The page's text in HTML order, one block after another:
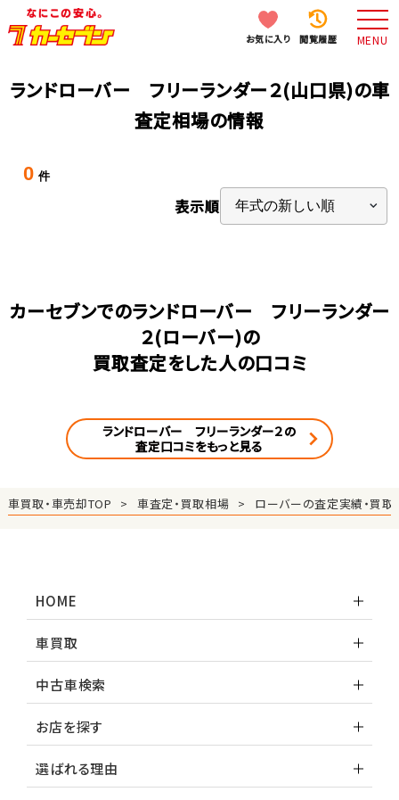
お気に入り 閲覧履歴 MENU
ランドローバー フリーランダー２(山口県)の車
査定相場の情報
0 件
表示順
カーセブンでのランドローバー フリーランダー
２(ローバー)の
買取査定をした人の口コミ
ランドローバー フリーランダー２の
査定口コミをもっと見る
車買取・車売却TOP 車査定・買取相場 ローバーの査定実績・買取
HOME
車買取
中古車検索
お店を探す
選ばれる理由